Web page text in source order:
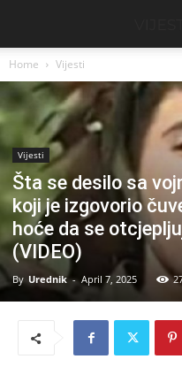
Home Vijesti
Vijesti
Šta se desilo sa
koji je izgovorio
hoće da se
(VIDEO)
By Urednik - April 7, 2025